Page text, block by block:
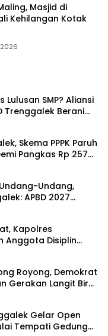
Masjid di
Kehilangan Kotak
Lulusan SMP? Aliansi
Trenggalek Berani
Skema PPPK Paruh
Pangkas Rp 257
Undang,
APBD 2027
Kapolres
Anggota Disiplin
Royong, Demokrat
Gerakan Langit Biru
Gelar Open
Tempati Gedung